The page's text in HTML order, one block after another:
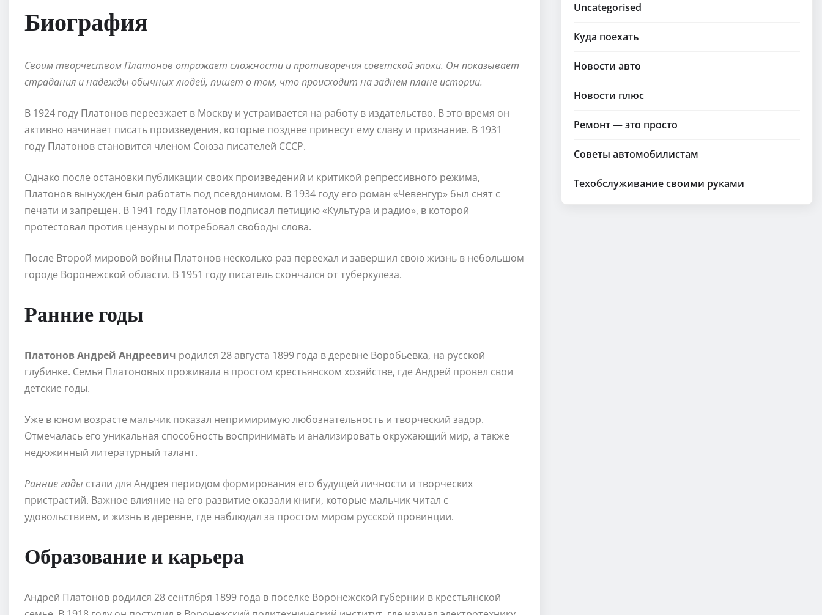
Биография
Своим творчеством Платонов отражает сложности и противоречия советской эпохи. Он показывает
страдания и надежды обычных людей, пишет о том, что происходит на заднем плане истории.
В 1924 году Платонов переезжает в Москву и устраивается на работу в издательство. В это время он
активно начинает писать произведения, которые позднее принесут ему славу и признание. В 1931
году Платонов становится членом Союза писателей СССР.
Однако после остановки публикации своих произведений и критикой репрессивного режима,
Платонов вынужден был работать под псевдонимом. В 1934 году его роман «Чевенгур» был снят с
печати и запрещен. В 1941 году Платонов подписал петицию «Культура и радио», в которой
протестовал против цензуры и потребовал свободы слова.
После Второй мировой войны Платонов несколько раз переехал и завершил свою жизнь в небольшом
городе Воронежской области. В 1951 году писатель скончался от туберкулеза.
Ранние годы
Платонов Андрей Андреевич родился 28 августа 1899 года в деревне Воробьевка, на русской
глубинке. Семья Платоновых проживала в простом крестьянском хозяйстве, где Андрей провел свои
детские годы.
Уже в юном возрасте мальчик показал непримиримую любознательность и творческий задор.
Отмечалась его уникальная способность воспринимать и анализировать окружающий мир, а также
недюжинный литературный талант.
Ранние годы стали для Андрея периодом формирования его будущей личности и творческих
пристрастий. Важное влияние на его развитие оказали книги, которые мальчик читал с
удовольствием, и жизнь в деревне, где наблюдал за простом миром русской провинции.
Образование и карьера
Андрей Платонов родился 28 сентября 1899 года в поселке Воронежской губернии в крестьянской
Uncategorised
Куда поехать
Новости авто
Новости плюс
Ремонт — это просто
Советы автомобилистам
Техобслуживание своими руками